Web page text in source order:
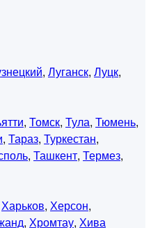
, Луганск, Луцк,
, Томск, Тула, Тюмень,
, Тараз, Туркестан,
, Ташкент, Термез,
Харьков, Херсон,
, Хромтау, Хива